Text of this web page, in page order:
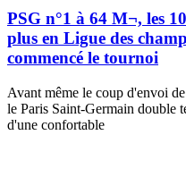
PSG n°1 à 64 M¬, les
plus en Ligue des
commencé le tournoi
Avant même le coup d'envoi
le Paris Saint-Germain double
d'une confortable